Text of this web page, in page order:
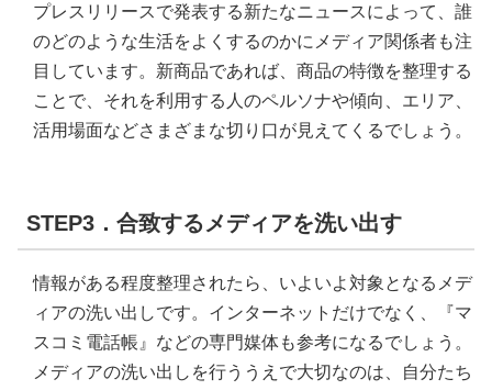
プレスリリースで発表する新たなニュースによって、誰
のどのような生活をよくするのかにメディア関係者も注
目しています。新商品であれば、商品の特徴を整理する
ことで、それを利用する人のペルソナや傾向、エリア、
活用場面などさまざまな切り口が見えてくるでしょう。
STEP3．合致するメディアを洗い出す
情報がある程度整理されたら、いよいよ対象となるメデ
ィアの洗い出しです。インターネットだけでなく、『マ
スコミ電話帳』などの専門媒体も参考になるでしょう。
メディアの洗い出しを行ううえで大切なのは、自分たち